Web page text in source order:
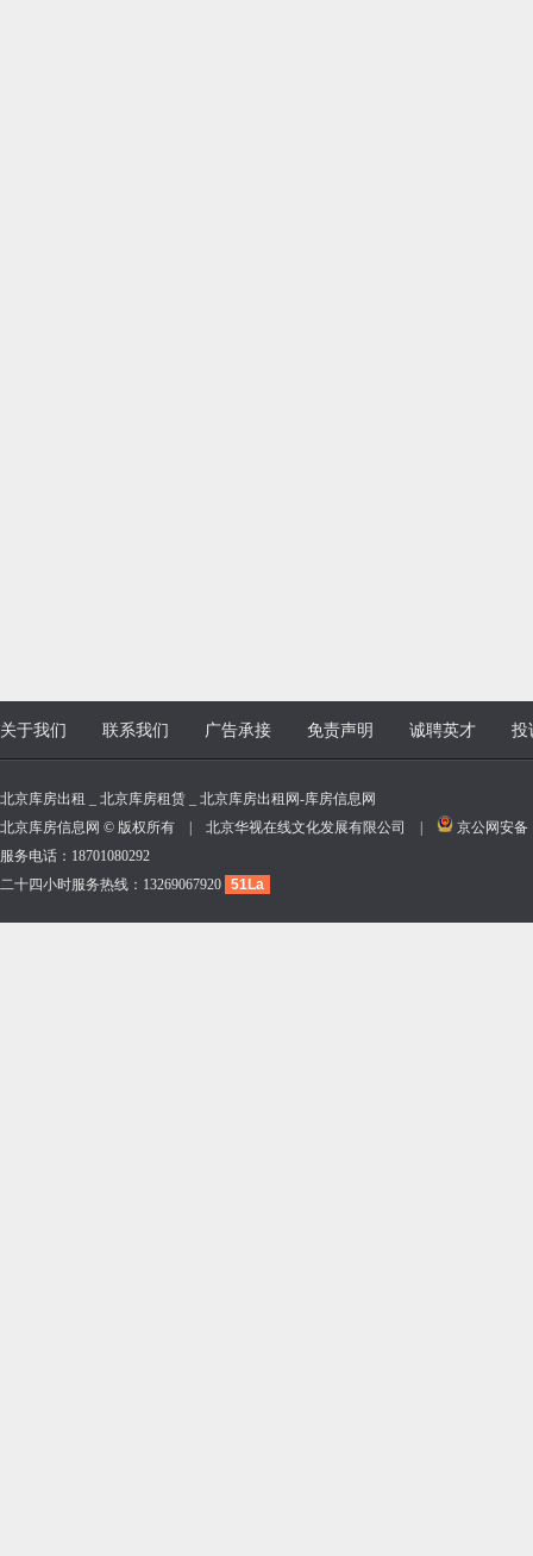
关于我们 联系我们 广告承接 免责声明 诚聘英才 投
北京库房出租 _ 北京库房租赁 _ 北京库房出租网-库房信息网
北京库房信息网 © 版权所有 | 北京华视在线文化发展有限公司 |
京公网安备
服务电话：18701080292
二十四小时服务热线：13269067920 51La